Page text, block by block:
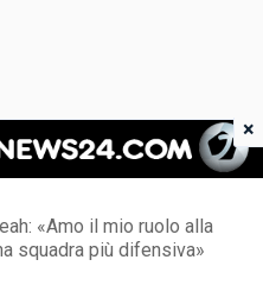
News 24
«Amo il mio ruolo alla
squadra più difensiva»
×